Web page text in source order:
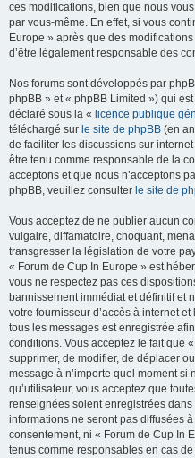
ces modifications, bien que nous
par vous-même. En effet, si vous
Europe » après que des
d’être légalement responsable des
Nos forums sont développés par
phpBB » et « phpBB Limited ») qui
déclaré sous la « licence publique
téléchargé sur le site de phpBB (en
de faciliter les discussions sur
être tenu comme responsable de la
acceptons et que nous n’acceptons
phpBB, veuillez consulter le site de
Vous acceptez de ne publier aucun
vulgaire, diffamatoire, choquant,
transgresser la législation de votre
« Forum de Cup In Europe » est
vous ne respectez pas ces
bannissement immédiat et définitif et
votre fournisseur d’accès à internet
tous les messages est enregistrée
conditions. Vous acceptez le fait que
supprimer, de modifier, de déplacer
message à n’importe quel moment
qu’utilisateur, vous acceptez que
renseignées soient enregistrées
informations ne seront pas diffusées
consentement, ni « Forum de Cup In
tenus comme responsables en cas